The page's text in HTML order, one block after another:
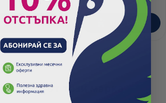
ПОРЪЧАЙ ПОРЪЧАЙ
Още от тази марка